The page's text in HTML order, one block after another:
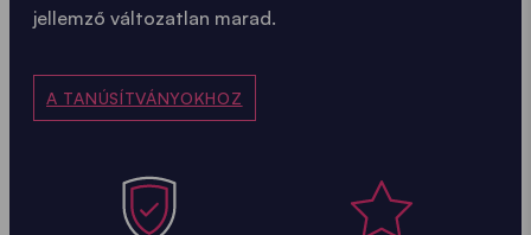
jellemző változatlan marad.
A TANÚSÍTVÁNYOKHOZ